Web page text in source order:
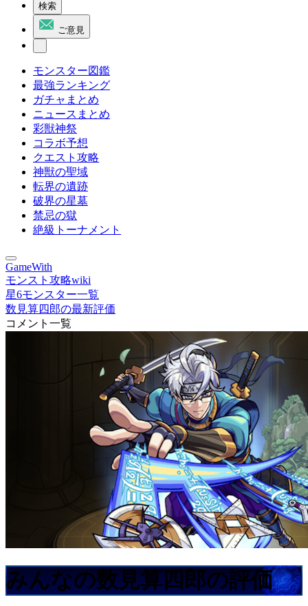
検索
ご意見
モンスター図鑑
最強ランキング
ガチャまとめ
ニュースまとめ
彩獣神祭
コラボ予想
クエスト攻略
神獣の聖域
転界の遺跡
破界の星墓
禁忌の獄
絶級トーナメント
GameWith
モンスト攻略wiki
星6モンスター一覧
数見算四郎の最新評価
コメント一覧
みんなの数見算四郎の評価